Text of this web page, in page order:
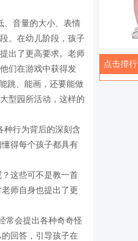
、音量的大小、表情
。在幼儿阶段，孩子
出了更高要求。老师
们在游戏中获得发
跳、能画，还要能做
型园所活动，这样的
种行为背后的深刻含
得每个孩子都具有
这些可不是教一首
师自身也提出了更
常会提出各种奇奇怪
回答，引导孩子在
点击排行